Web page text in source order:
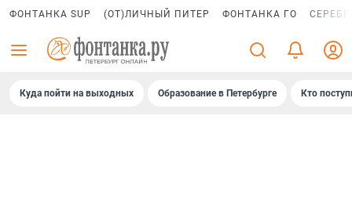
ФОНТАНКА SUP (ОТ)ЛИЧНЫЙ ПИТЕР ФОНТАНКА ГО
Куда пойти на выходных Образование в Петербурге Кто